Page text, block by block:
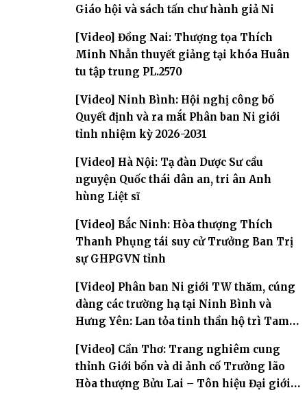
Giáo hội và sách tấn chư hành giả Ni
[Video] Đồng Nai: Thượng tọa Thích
Minh Nhẫn thuyết giảng tại khóa Huân
tu tập trung PL.2570
[Video] Ninh Bình: Hội nghị công bố
Quyết định và ra mắt Phân ban Ni giới
tỉnh nhiệm kỳ 2026-2031
[Video] Hà Nội: Tạ đàn Dược Sư cầu
nguyện Quốc thái dân an, tri ân Anh
hùng Liệt sĩ
[Video] Bắc Ninh: Hòa thượng Thích
Thanh Phụng tái suy cử Trưởng Ban Trị
sự GHPGVN tỉnh
[Video] Phân ban Ni giới TW thăm, cúng
dàng các trường hạ tại Ninh Bình và
Hưng Yên: Lan tỏa tinh thần hộ trì Tam
[Video] Cần Thơ: Trang nghiêm cung
thỉnh Giới bổn và di ảnh cố Trưởng lão
Hòa thượng Bửu Lai – Tôn hiệu Đại giới